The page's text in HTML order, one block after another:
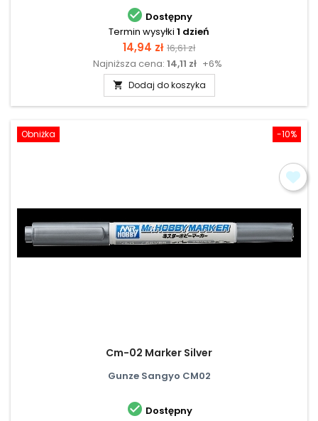
 Dostępny
Termin wysyłki 1 dzień
Cena
14,94 zł Cena
podstawowa
16,61 zł
Najniższa cena: 14,11 zł +6%
 Dodaj do koszyka
-10%
Obniżka
Cm-02 Marker Silver
Gunze Sangyo CM02
 Dostępny